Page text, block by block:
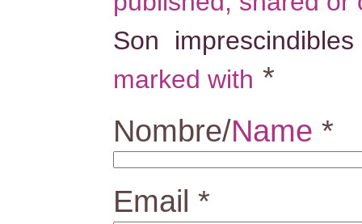
Son
marked with *
Nombre/Name *
Email *